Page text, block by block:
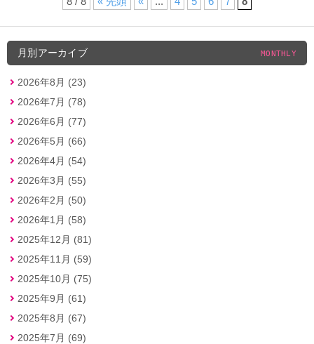
月別アーカイブ MONTHLY
2026年8月 (23)
2026年7月 (78)
2026年6月 (77)
2026年5月 (66)
2026年4月 (54)
2026年3月 (55)
2026年2月 (50)
2026年1月 (58)
2025年12月 (81)
2025年11月 (59)
2025年10月 (75)
2025年9月 (61)
2025年8月 (67)
2025年7月 (69)